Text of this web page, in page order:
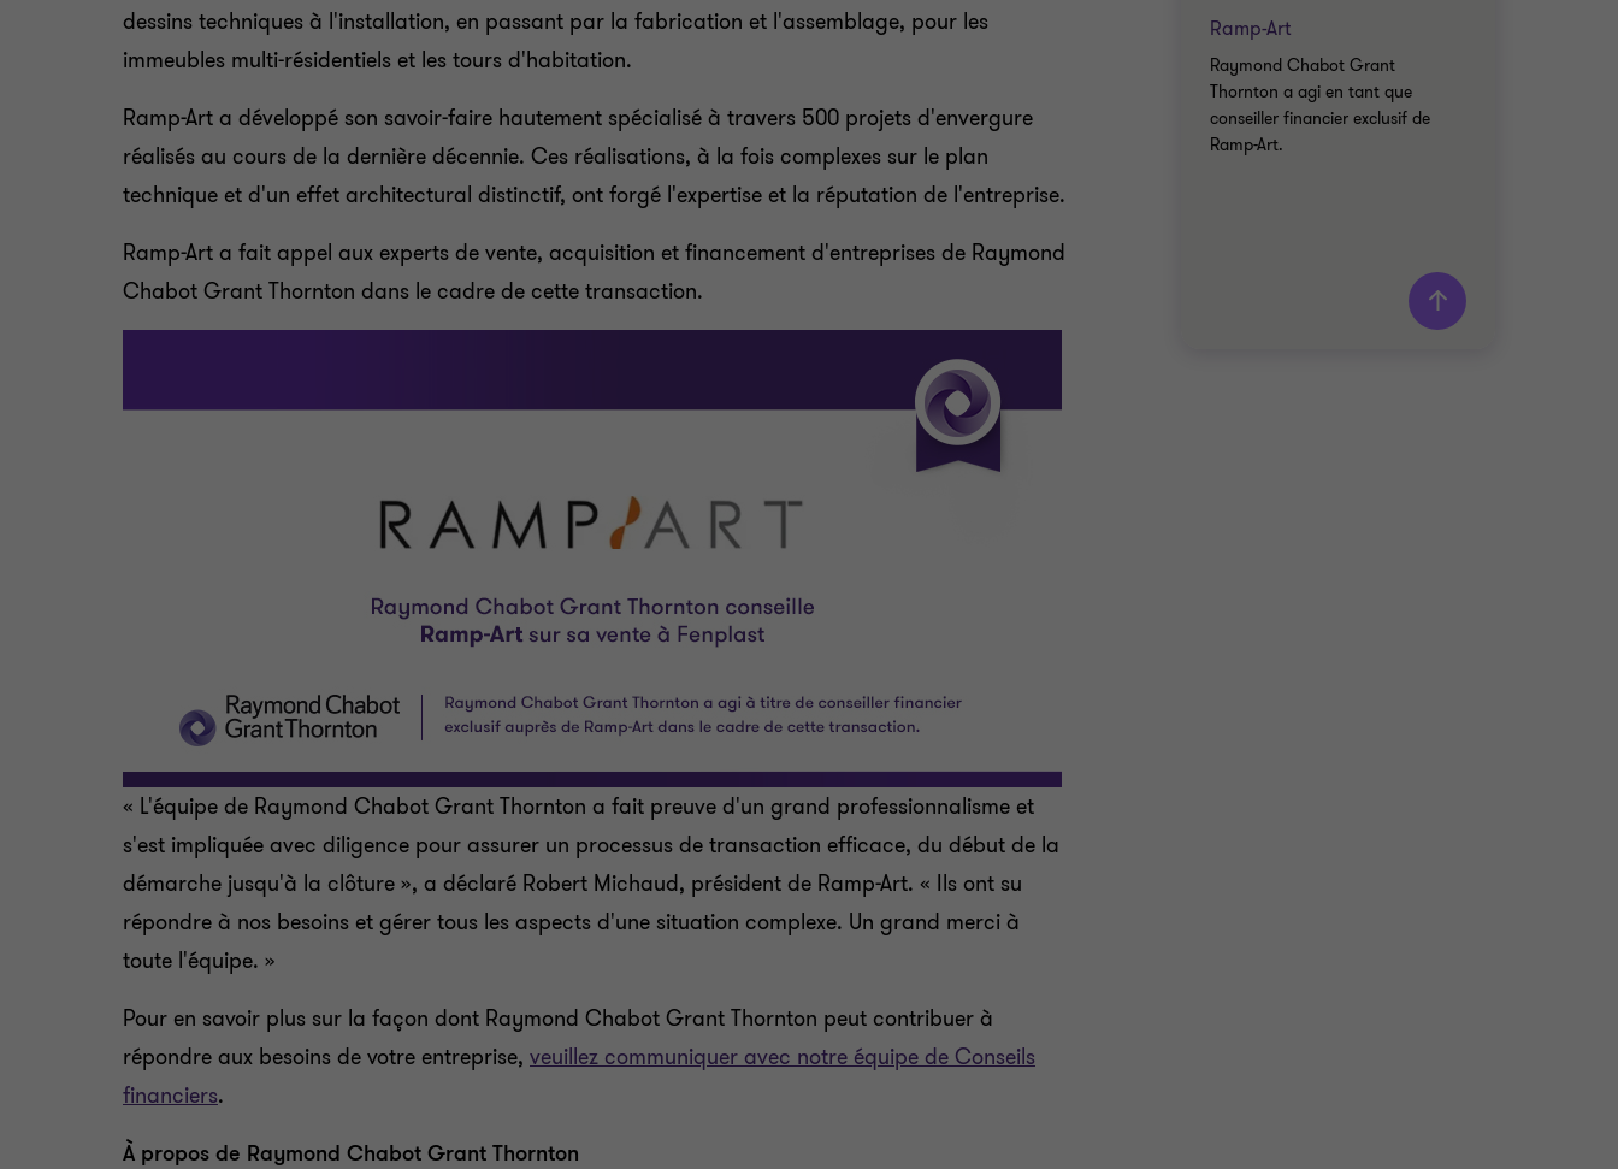
Ramp-Art
Raymond Chabot Grant
Thornton a agi en tant que
conseiller financier exclusif de
Ramp-Art.
dessins techniques à l'installation, en passant par la fabrication et l'assemblage, pour les
immeubles multi-résidentiels et les tours d'habitation.
Ramp-Art a développé son savoir-faire hautement spécialisé à travers 500 projets d'envergure
réalisés au cours de la dernière décennie. Ces réalisations, à la fois complexes sur le plan
technique et d'un effet architectural distinctif, ont forgé l'expertise et la réputation de l'entreprise.
Ramp-Art a fait appel aux experts de vente, acquisition et financement d'entreprises de Raymond
Chabot Grant Thornton dans le cadre de cette transaction.
« L'équipe de Raymond Chabot Grant Thornton a fait preuve d'un grand professionnalisme et
s'est impliquée avec diligence pour assurer un processus de transaction efficace, du début de la
démarche jusqu'à la clôture », a déclaré Robert Michaud, président de Ramp-Art. « Ils ont su
répondre à nos besoins et gérer tous les aspects d'une situation complexe. Un grand merci à
toute l'équipe. »
Pour en savoir plus sur la façon dont Raymond Chabot Grant Thornton peut contribuer à
répondre aux besoins de votre entreprise, veuillez communiquer avec notre équipe de Conseils
financiers.
À propos de Raymond Chabot Grant Thornton